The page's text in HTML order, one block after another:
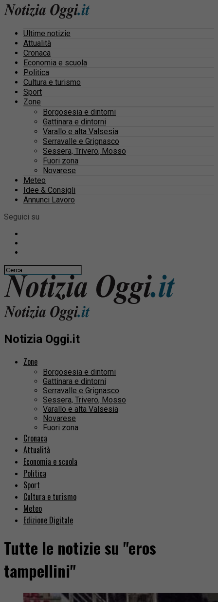
Ultime notizie
Attualità
Cronaca
Economia e scuola
Politica
Cultura e turismo
Sport
Zone
Borgosesia e dintorni
Gattinara e dintorni
Varallo e alta Valsesia
Serravalle e Grignasco
Sessera, Trivero, Mosso
Fuori zona
Novarese
Meteo
Idee & Consigli
Annunci Lavoro
Seguici su
Notizia Oggi.it
Zone
Borgosesia e dintorni
Gattinara e dintorni
Serravalle e Grignasco
Sessera, Trivero, Mosso
Varallo e alta Valsesia
Novarese
Fuori zona
Cronaca
Attualità
Economia e scuola
Politica
Sport
Cultura e turismo
Meteo
Edizione Digitale
Tutte le notizie su "eros
tampellini"